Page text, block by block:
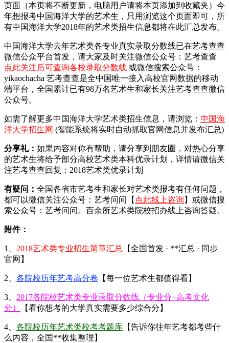
页面（本页将不断更新，电脑用户请将本页添加到收藏夹）今
年想报考中国海洋大学的艺术生，只用浏览这个页面即可，所
有中国海洋大学2018年的艺术类招生信息都将在此汇总发布。
中国海洋大学去年艺术类各专业真实录取分数线已在艺考查查
微信公众平台首发， 请大家及时关注微信公众号：艺考查查
点此关注后可查询各校录取分数线 或微信搜索公众号：
yikaochacha 艺考查查是全中国唯一接入高校官网数据的移动
端平台，全国累计已有98万名艺术生和家长关注艺考查查微信
公众号。
如需了解更多中国海洋大学艺术类招生信息，请浏览： 中国海
洋大学招生网 (智能系统将实时自动抓取官网信息并发布汇总)
分享礼： 如果内容对你有帮助，请分享到朋友圈，对热心分享
的艺术生将给予部分高校艺术类本科优录计划，详情请微信关
注艺考查查回复：2018艺术类优录计划
有疑问： 全国各省市艺考生和家长对艺术类报考有任何问题，
都可以微信关注公众号：艺考问问【 点此线上咨询 】或微信搜
索公众号：艺考问问。百余所艺术类院校招办线上咨询答疑。
附件：
1、 2018艺术类专业招生简章汇总
【全国首发 · **汇总 · 同步
官网】
2、 各院校历年艺考高分卷 【每一位艺术生都值得看】
3、 2017各院校艺术类专业录取分数线（专业分+高考文化
分）
【看你想考的大学真实需要多少综合分】
4、 各院校历年艺术类校考考题库 【告诉你往年艺考都考些什
么内容，全国**收集整理】